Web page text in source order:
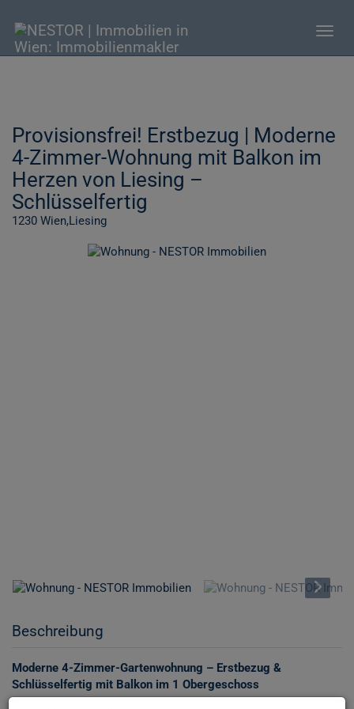
Provisionsfrei! Erstbezug | Moderne
4-Zimmer-Wohnung mit Balkon im
Herzen von Liesing –
Schlüsselfertig
1230 Wien,Liesing
Beschreibung
Moderne 4-Zimmer-Gartenwohnung – Erstbezug &
Schlüsselfertig mit Balkon im 1 Obergeschoss